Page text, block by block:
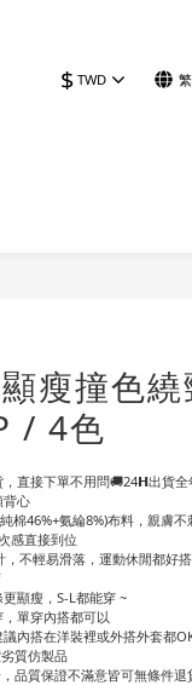
$ TWD
瘦撞色
/ 4色
直接下單不用問🚚24𝗛出貨全
心
棉46%+氨綸8%)布料，親膚
感直接到位
不輕易滑落，運動休閒都好
顯瘦，S-L都能穿 ~
單穿內搭都可以
內搭在洋裝裡或外搭外套都
質仿製品
品質保證不滿意皆可無條件退